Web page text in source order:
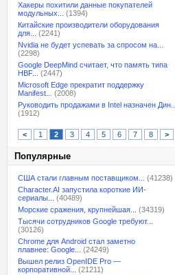
Хакеры похитили данные покупателей
модульных...
(1394)
Китайские производители оборудования
для...
(2241)
Nvidia не будет успевать за спросом на...
(2298)
Google DeepMind считает, что память типа
HBF...
(2447)
Microsoft Edge прекратит поддержку
Manifest...
(2008)
Руководить продажами в Intel назначен Дин...
(1912)
< 1 2 3 4 5 6 7 8 >
Популярные
США стали главным поставщиком...
(41238)
Character.AI запустила короткие ИИ-
сериалы...
(40489)
Морские сражения, крупнейшая...
(34319)
Тысячи сотрудников Google требуют...
(30126)
Chrome для Android стал заметно
плавнее: Google...
(24249)
Вышел релиз OpenIDE Pro —
корпоративной...
(21211)